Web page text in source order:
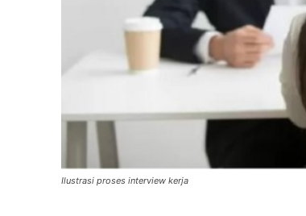
Ilustrasi proses interview kerja